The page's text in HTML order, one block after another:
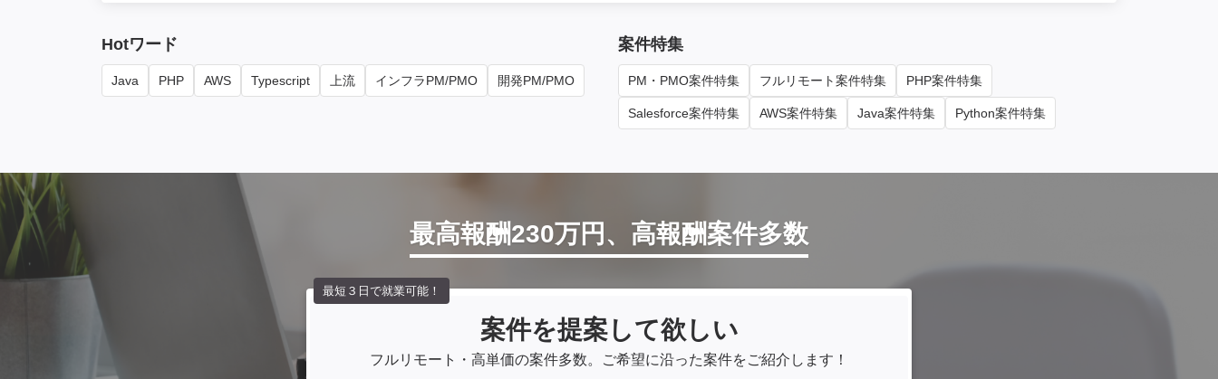
Hotワード
Java PHP AWS Typescript 上流 インフラPM/PMO 開発PM/PMO
案件特集
PM・PMO案件特集 フルリモート案件特集 PHP案件特集
Salesforce案件特集 AWS案件特集 Java案件特集 Python案件特集
最高報酬230万円、高報酬案件多数
案件を提案して欲しい
フルリモート・高単価の案件多数。 ご希望に沿った案件をご紹介します！
最短３日で就業可能！